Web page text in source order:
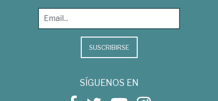
SUSCRIBIRSE
SÍGUENOS EN